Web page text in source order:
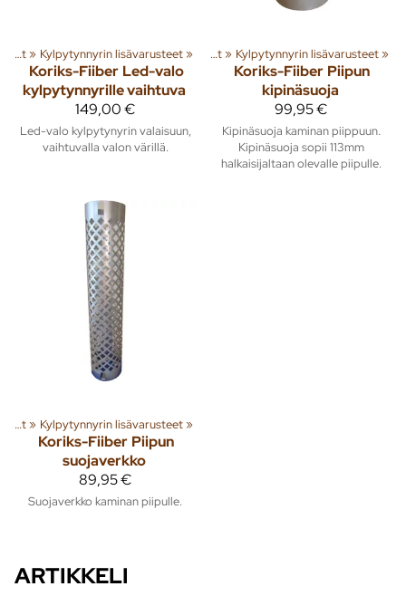
Kylpytynnyrit ja paljut‪» Kylpytynnyrin lisävarusteet‪»
Koriks-Fiiber Led-valo
kylpytynnyrille vaihtuva
149,00 €
Led-valo kylpytynyrin valaisuun,
vaihtuvalla valon värillä.
‪»Pihalle‪» Kylpytynnyrit ja paljut‪» Kylpytynnyrin lisävarusteet‪»
Koriks-Fiiber Piipun
kipinäsuoja
99,95 €
Kipinäsuoja kaminan piippuun.
Kipinäsuoja sopii 113mm
halkaisijaltaan olevalle piipulle.
Kylpytynnyrit ja paljut‪» Kylpytynnyrin lisävarusteet‪»
Koriks-Fiiber Piipun
suojaverkko
89,95 €
Suojaverkko kaminan piipulle.
ARTIKKELI